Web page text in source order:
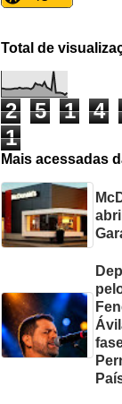
Total de
2 5 1 4
1
Mais acessadas